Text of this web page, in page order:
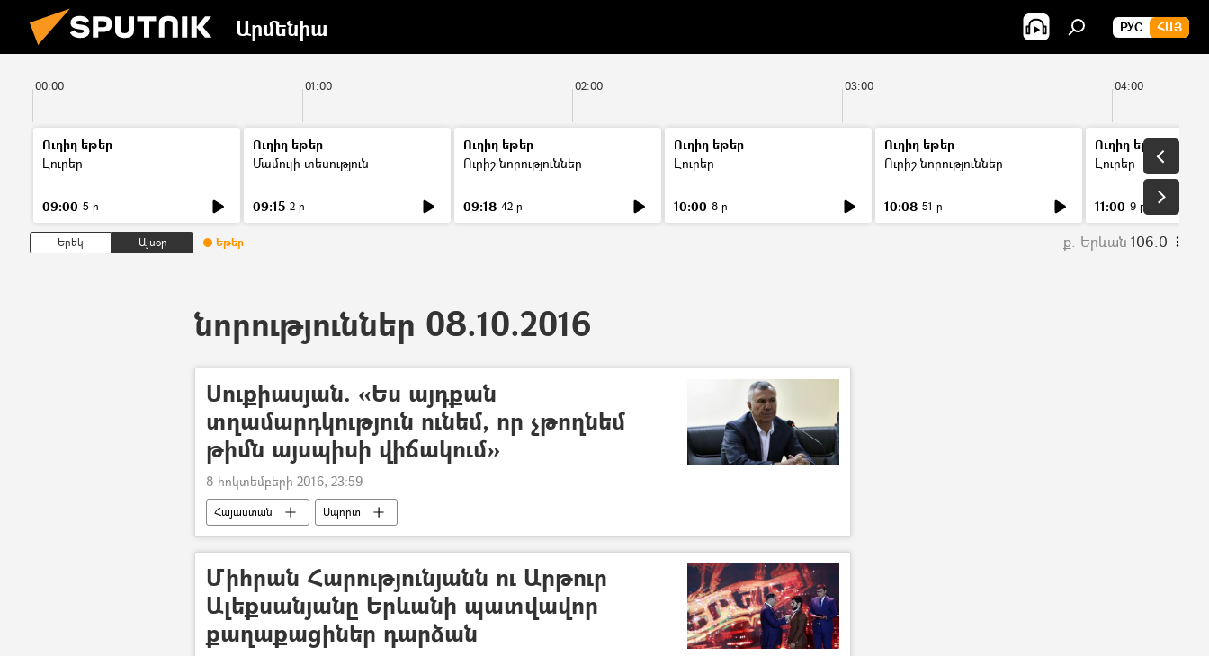
Արմենիա РУС ՀԱՅ
00:00 01:00 02:00 03:00 04:00
Ուղիղ եթեր
Լուրեր
09:00 5 ր
Ուղիղ եթեր
Մամուլի տեսություն
09:15 2 ր
Ուղիղ եթեր
Ուրիշ նորություններ
09:18 42 ր
Ուղիղ եթեր
Լուրեր
10:00 8 ր
Ուղիղ եթեր
Ուրիշ նորություններ
10:08 51 ր
Ուղիղ եթեր
Լուրեր
11:00 9 ր
Երեկ Այսօր Եթեր ք. Երևան 106.0
նորություններ 08.10.2016
Սուքիասյան. «Ես այդքան
տղամարդկություն ունեմ, որ չթողնեմ
թիմն այսպիսի վիճակում»
8 հոկտեմբերի 2016, 23:59
Հայաստան Սպորտ
Միհրան Հարությունյանն ու Արթուր
Ալեքսանյանը Երևանի պատվավոր
քաղաքացիներ դարձան